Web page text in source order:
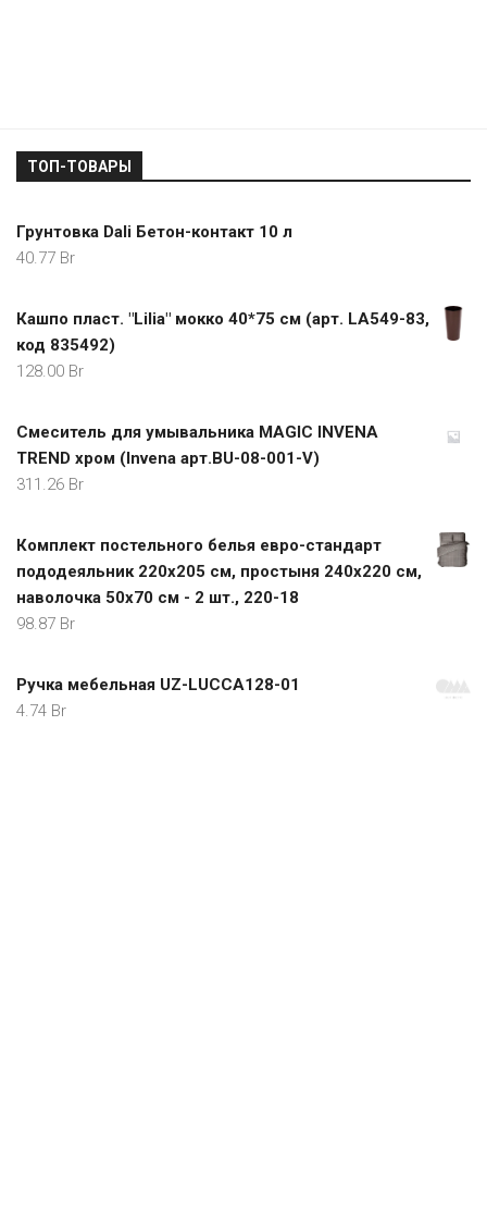
ТОП-ТОВАРЫ
Грунтовка Dali Бетон-контакт 10 л
40.77 Br
Кашпо пласт. "Lilia" мокко 40*75 см (арт. LA549-83,
код 835492)
128.00 Br
Смеситель для умывальника MAGIC INVENA
TREND хром (Invena арт.BU-08-001-V)
311.26 Br
Комплект постельного белья евро-стандарт
пододеяльник 220х205 см, простыня 240х220 см,
наволочка 50х70 см - 2 шт., 220-18
98.87 Br
Ручка мебельная UZ-LUCCA128-01
4.74 Br